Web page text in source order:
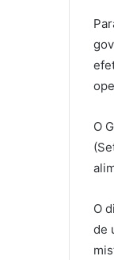
O
O
de